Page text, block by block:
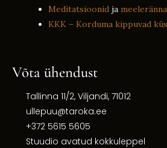
Meditatsioonid ja
KKK – Korduma kippuvad
Võta ühendust
Tallinna 11/2, Viljandi, 71012
ullepuu@taroka.ee
+372 5615 5605
Stuudio avatud kokkuleppel